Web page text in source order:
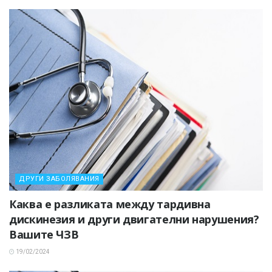
ДРУГИ ЗАБОЛЯВАНИЯ
Каква е разликата между тардивна
дискинезия и други двигателни нарушения?
Вашите ЧЗВ
19/02/2024